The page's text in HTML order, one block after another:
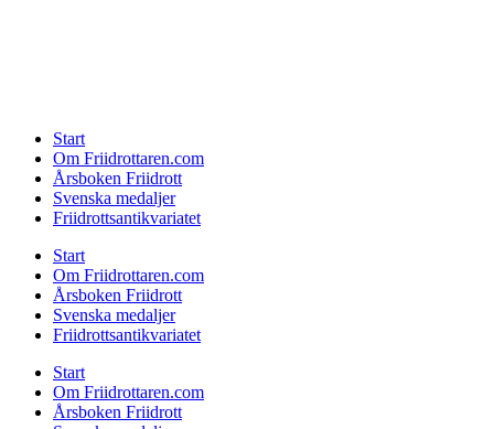
Start
Om Friidrottaren.com
Årsboken Friidrott
Svenska medaljer
Friidrottsantikvariatet
Start
Om Friidrottaren.com
Årsboken Friidrott
Svenska medaljer
Friidrottsantikvariatet
Start
Om Friidrottaren.com
Årsboken Friidrott